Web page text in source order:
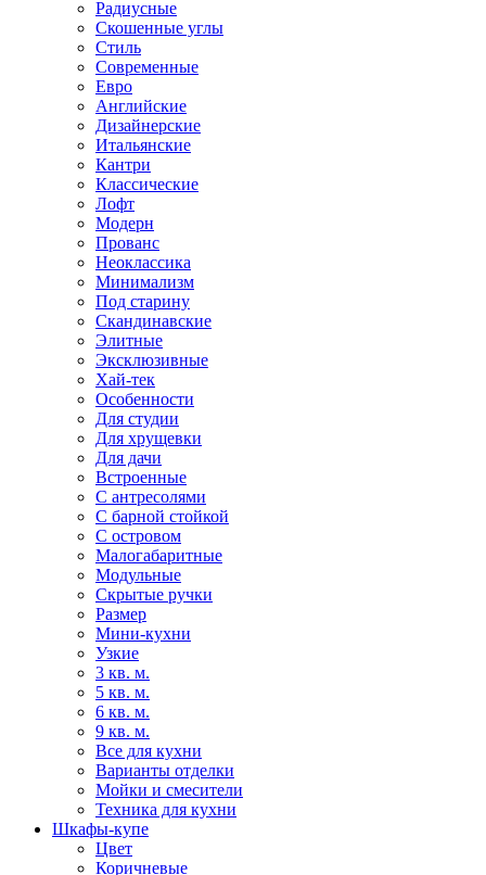
Радиусные
Скошенные углы
Стиль
Современные
Евро
Английские
Дизайнерские
Итальянские
Кантри
Классические
Лофт
Модерн
Прованс
Неоклассика
Минимализм
Под старину
Скандинавские
Элитные
Эксклюзивные
Хай-тек
Особенности
Для студии
Для хрущевки
Для дачи
Встроенные
С антресолями
С барной стойкой
С островом
Малогабаритные
Модульные
Скрытые ручки
Размер
Мини-кухни
Узкие
3 кв. м.
5 кв. м.
6 кв. м.
9 кв. м.
Все для кухни
Варианты отделки
Мойки и смесители
Техника для кухни
Шкафы-купе
Цвет
Коричневые